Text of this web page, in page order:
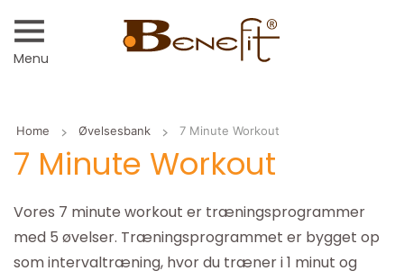
Menu
Home Øvelsesbank 7 Minute Workout
7 Minute Workout
Vores 7 minute workout er træningsprogrammer
med 5 øvelser. Træningsprogrammet er bygget op
som intervaltræning, hvor du træner i 1 minut og